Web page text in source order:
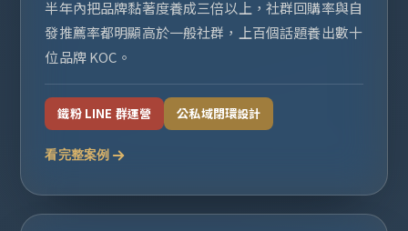
半年內把品牌黏著度養成三倍以上，社群回購率與自
發推薦率都明顯高於一般社群，上百個話題養出數十
位品牌 KOC。
鐵粉 LINE 群運營 公私域閉環設計
看完整案例